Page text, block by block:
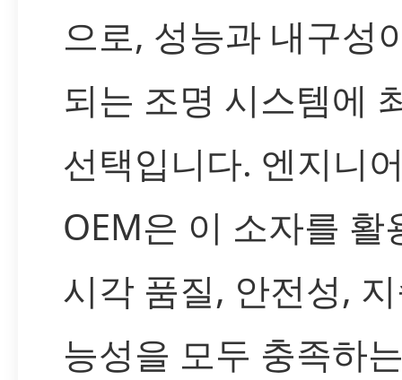
으로, 성능과 내구성
되는 조명 시스템에
선택입니다. 엔지니
OEM은 이 소자를 활
시각 품질, 안전성,
능성을 모두 충족하